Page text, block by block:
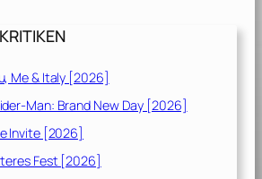
Me & Italy [2026]
Man: Brand New Day [2026]
Invite [2026]
Fest [2026]